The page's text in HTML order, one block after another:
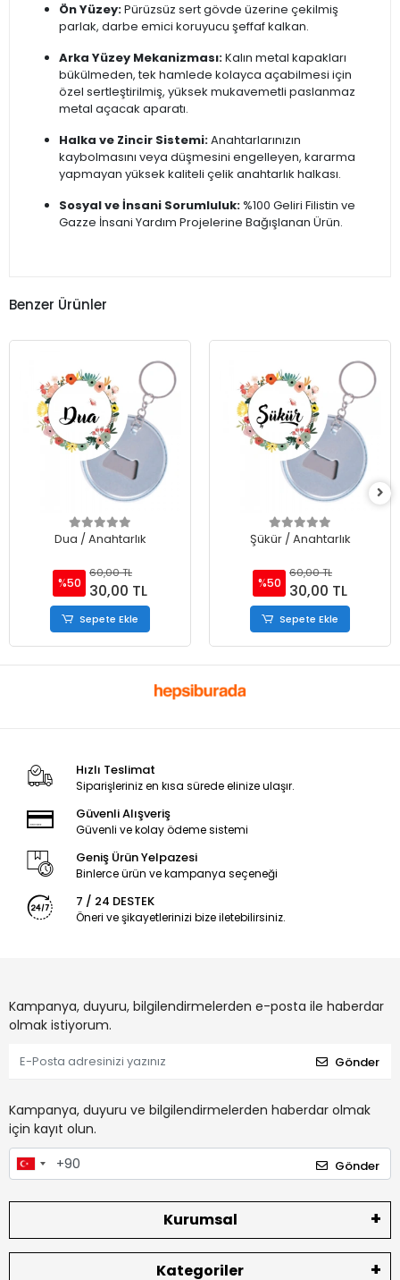
Ön Yüzey:Pürüzsüz sert gövde üzerine çekilmiş
parlak, darbe emici koruyucu şeffaf kalkan.
Arka Yüzey Mekanizması:Kalın metal kapakları
bükülmeden, tek hamlede kolayca açabilmesi için
özel sertleştirilmiş, yüksek mukavemetli paslanmaz
metal açacak aparatı.
Halka ve Zincir Sistemi:Anahtarlarınızın
kaybolmasını veya düşmesini engelleyen, kararma
yapmayan yüksek kaliteli çelik anahtarlık halkası.
Sosyal ve İnsani Sorumluluk: %100 Geliri Filistin ve
Gazze İnsani Yardım Projelerine Bağışlanan Ürün.
Benzer Ürünler
Dua / Anahtarlık
%50
60,00 TL
30,00 TL
Sepete Ekle
Şükür / Anahtarlık
%50
60,00 TL
30,00 TL
Sepete Ekle
Hızlı Teslimat
Siparişleriniz en kısa sürede elinize ulaşır.
Güvenli Alışveriş
Güvenli ve kolay ödeme sistemi
Geniş Ürün Yelpazesi
Binlerce ürün ve kampanya seçeneği
7 / 24 DESTEK
Öneri ve şikayetlerinizi bize iletebilirsiniz.
Kampanya, duyuru, bilgilendirmelerden e-posta ile haberdar
olmak istiyorum.
Gönder
Kampanya, duyuru ve bilgilendirmelerden haberdar olmak
için kayıt olun.
Gönder
Kurumsal
Kategoriler